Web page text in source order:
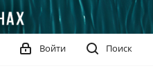
Поиск
Войти